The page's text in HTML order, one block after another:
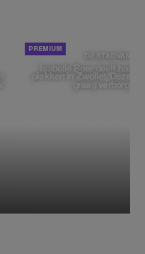
DE STAD VAN
Isabelle Boer deelt haar
plekken in Zwolle: 'Deze
graag verborgen'